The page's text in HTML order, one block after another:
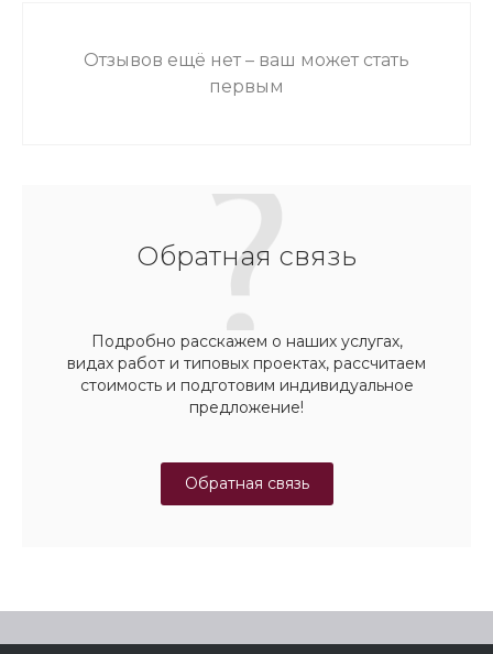
Отзывов ещё нет – ваш может стать
первым
Обратная связь
Подробно расскажем о наших услугах,
видах работ и типовых проектах, рассчитаем
стоимость и подготовим индивидуальное
предложение!
Обратная связь